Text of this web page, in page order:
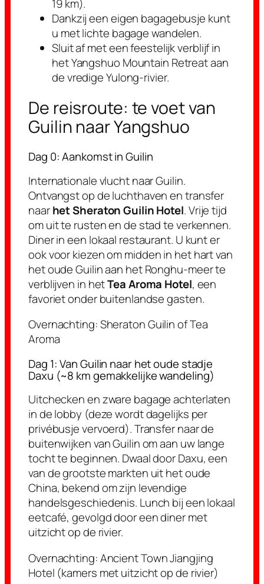
19 km).
Dankzij een eigen bagagebusje kunt
u met lichte bagage wandelen.
Sluit af met een feestelijk verblijf in
het Yangshuo Mountain Retreat aan
de vredige Yulong-rivier.
De reisroute: te voet van
Guilin naar Yangshuo
Dag 0: Aankomst in Guilin
Internationale vlucht naar Guilin.
Ontvangst op de luchthaven en transfer
naarhet Sheraton Guilin Hotel. Vrije tijd
om uit te rusten en de stad te verkennen.
Diner in een lokaal restaurant. U kunt er
ook voor kiezen om midden in het hart van
het oude Guilin aan het Ronghu-meer te
verblijven in hetTea Aroma Hotel, een
favoriet onder buitenlandse gasten.
Overnachting:Sheraton Guilin of Tea
Aroma
Dag 1: Van Guilin naar het oude stadje
Daxu (~8 km gemakkelijke wandeling)
Uitchecken en zware bagage achterlaten
in de lobby (deze wordt dagelijks per
privébusje vervoerd). Transfer naar de
buitenwijken van Guilin om aan uw lange
tocht te beginnen. Dwaal door Daxu, een
van de grootste markten uit het oude
China, bekend om zijn levendige
handelsgeschiedenis. Lunch bij een lokaal
eetcafé, gevolgd door een diner met
uitzicht op de rivier.
Overnachting:Ancient Town Jiangjing
Hotel (kamers met uitzicht op de rivier)